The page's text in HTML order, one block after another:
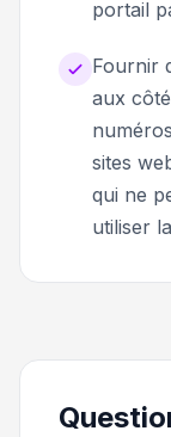
portail
Fournir
aux
sites
qui ne
utiliser